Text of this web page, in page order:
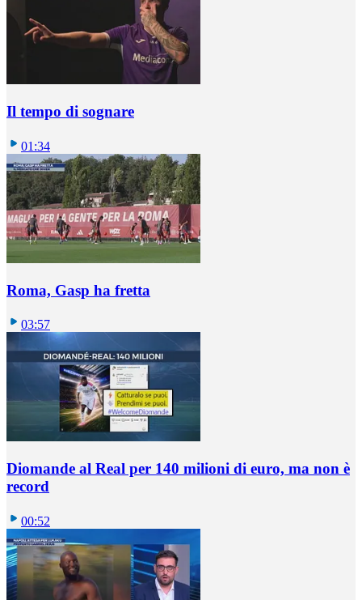
Il tempo di sognare
01:34
Roma, Gasp ha fretta
03:57
Diomande al Real per 140 milioni di euro, ma non è
record
00:52